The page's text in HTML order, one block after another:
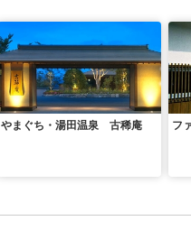
やまぐち・湯田温泉 古稀庵 フ